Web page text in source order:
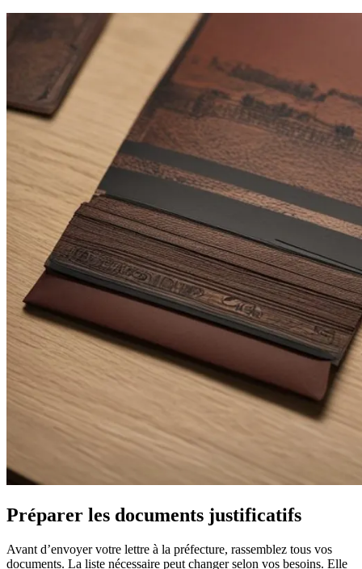
Préparer les documents justificatifs
Avant d’envoyer votre lettre à la préfecture, rassemblez tous vos
documents. La liste nécessaire peut changer selon vos besoins. Elle